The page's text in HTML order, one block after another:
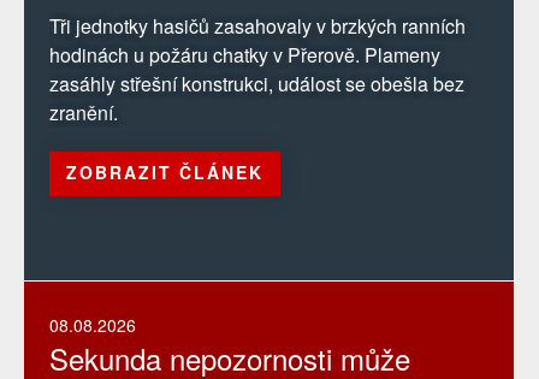
Tři jednotky hasičů zasahovaly v brzkých ranních
hodinách u požáru chatky v Přerově. Plameny
zasáhly střešní konstrukci, událost se obešla bez
zranění.
ZOBRAZIT ČLÁNEK
08.08.2026
Sekunda nepozornosti může